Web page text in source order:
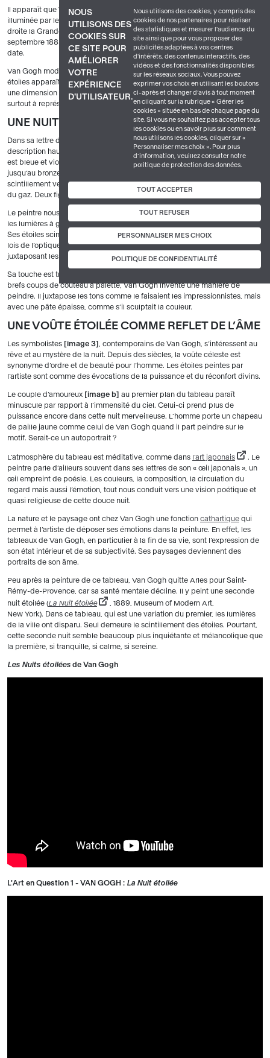
NOUS
UTILISONS DES
COOKIES SUR
CE SITE POUR
AMÉLIORER
VOTRE
EXPÉRIENCE
D'UTILISATEUR.
Nous utilisons des cookies, y compris des
cookies de nos partenaires pour réaliser
des statistiques et mesurer l'audience du
site ainsi que pour vous proposer des
publicités adaptées à vos centres
d'intérêts, des contenus interactifs, des
vidéos et des fonctionnalités disponibles
sur les réseaux sociaux. Vous pouvez
exprimer vos choix en utilisant les boutons
ci-après et changer d’avis à tout moment
en cliquant sur la rubrique « Gérer les
cookies » située en bas de chaque page du
site. Si vous ne souhaitez pas accepter tous
les cookies ou en savoir plus sur comment
nous utilisons les cookies, cliquer sur «
Personnaliser mes choix ». Pour plus
d’information, veuillez consulter notre
politique de protection des données.
TOUT ACCEPTER
TOUT REFUSER
PERSONNALISER MES CHOIX
POLITIQUE DE CONFIDENTIALITÉ
Il apparaît que Van Gogh, de là où il était placé, voyait à sa gauche la ville
illuminée par les réverbères, avec ses reflets sur l’aval du fleuve, et à sa
droite la Grande Ourse. Des astronomes qui ont reconstitué l’état du ciel en
septembre 1888 confirment la présence de cette constellation à cette
date.
Van Gogh modifie cependant un peu la réalité. L’éclat des reflets des
étoiles apparaît aussi intense que celui des réverbères, conférant à la toile
une dimension poétique. Même si le peintre s’inspire du motif, il cherche
surtout à représenter ce qu’il ressent.
UNE NUIT SUR LE RHÔNE : UN RÊVE COLORÉ
Dans sa lettre du 29 septembre à son frère Théo, Van Gogh donne une
description haute en couleur de cette toile qu’il vient de terminer : « La nuit
est bleue et violette, le gaz est jaune et des reflets or roux descendent
jusqu’au bronze vert. Sur le champ vert du ciel, la Grande Ourse a un
scintillement vert et rose dont la pâleur discrète contraste avec l’or brutal
du gaz. Deux figurines colorées d’amoureux à l’avant-plan. »
Le peintre nous propose une vision toute personnelle de ce paysage, avec
les lumières à gaz qui brillent d’un orange intense et se reflètent dans l’eau.
Ses étoiles scintillent comme des pierres précieuses. Van Gogh utilise les
lois de l’optique pour faire vibrer les couleurs dans l’œil du spectateur en
juxtaposant les complémentaires orangé et bleu.
Sa touche est très particulière. La toile a été réalisée au couteau. Avec de
brefs coups de couteau à palette, Van Gogh invente une manière de
peindre. Il juxtapose les tons comme le faisaient les impressionnistes, mais
avec une pâte épaisse, comme s’il sculptait la couleur.
UNE VOÛTE ÉTOILÉE COMME REFLET DE L’ÂME
Les symbolistes image 3
, contemporains de Van Gogh, s’intéressent au
rêve et au mystère de la nuit. Depuis des siècles, la voûte céleste est
synonyme d’ordre et de beauté pour l’homme. Les étoiles peintes par
l’artiste sont comme des évocations de la puissance et du réconfort divins.
Le couple d’amoureux image b
au premier plan du tableau paraît
minuscule par rapport à l’immensité du ciel. Celui-ci prend plus de
puissance encore dans cette nuit merveilleuse. L’homme porte un chapeau
de paille jaune comme celui de Van Gogh quand il part peindre sur le
motif. Serait-ce un autoportrait ?
L’atmosphère du tableau est méditative, comme dans l’art japonais
. Le
peintre parle d’ailleurs souvent dans ses lettres de son « œil japonais », un
œil empreint de poésie. Les couleurs, la composition, la circulation du
regard mais aussi l’émotion, tout nous conduit vers une vision poétique et
quasi religieuse de cette douce nuit.
La nature et le paysage ont chez Van Gogh une fonction cathartique qui
permet à l’artiste de déposer ses émotions dans la peinture. En effet, les
tableaux de Van Gogh, en particulier à la fin de sa vie, sont l’expression de
son état intérieur et de sa subjectivité. Ses paysages deviennent des
portraits de son âme.
Peu après la peinture de ce tableau, Van Gogh quitte Arles pour Saint-
Rémy-de-Provence, car sa santé mentale décline. Il y peint une seconde
nuit étoilée (La Nuit étoilée
, 1889, Museum of Modern Art,
New York). Dans ce tableau, qui est une variation du premier, les lumières
de la ville ont disparu. Seul demeure le scintillement des étoiles. Pourtant,
cette seconde nuit semble beaucoup plus inquiétante et mélancolique que
la première, si tranquille, si calme, si sereine.
Les Nuits étoilées de Van Gogh
L'Art en Question 1 - VAN GOGH : La Nuit étoilée